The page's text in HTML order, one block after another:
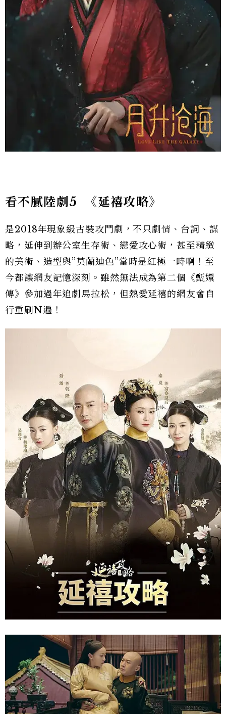
看不膩陸劇5 《延禧攻略》
是2018年現象級古裝攻鬥劇，不只劇情、台詞、謀
略，延伸到辦公室生存術、戀愛攻心術，甚至精緻
的美術、造型與”莫蘭迪色”當時是紅極一時啊！至
今都讓網友記憶深刻。雖然無法成為第二個《甄嬛
傳》參加過年追劇馬拉松，但熱愛延禧的網友會自
行重刷N遍！